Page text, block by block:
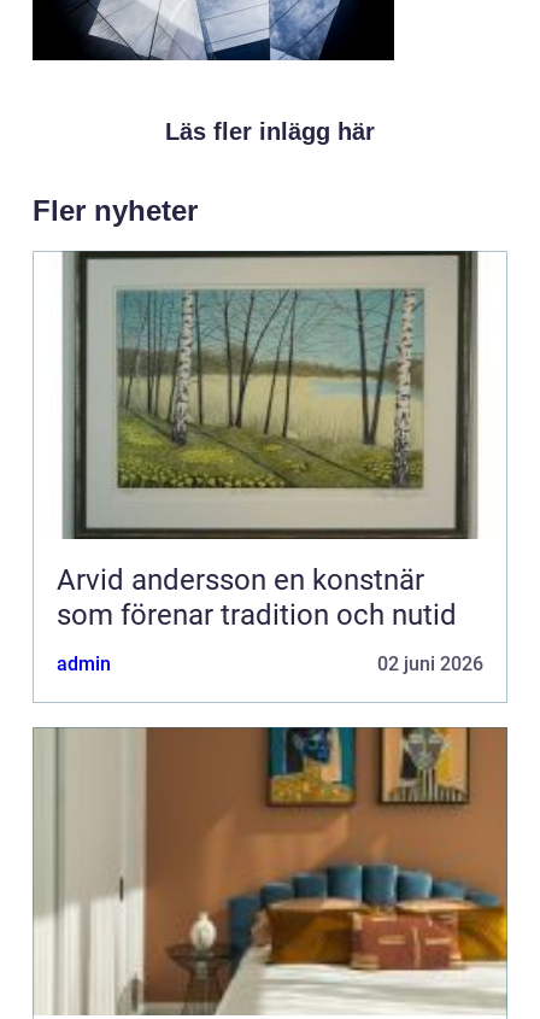
Läs fler inlägg här
Fler nyheter
Arvid andersson en konstnär
som förenar tradition och nutid
admin 02 juni 2026